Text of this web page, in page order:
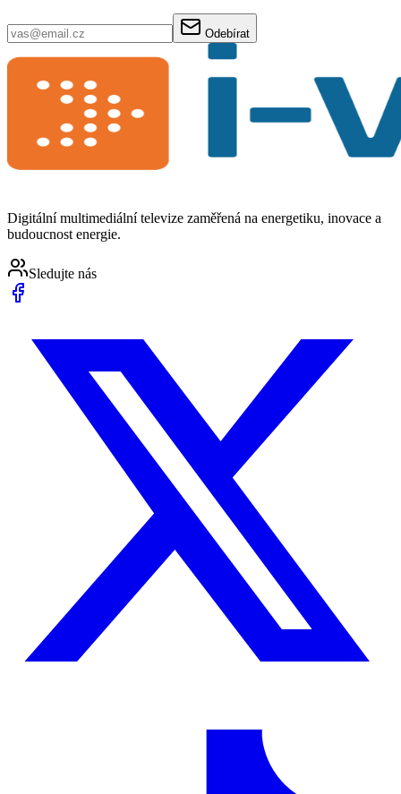
Odebírat
Digitální multimediální televize zaměřená na energetiku, inovace a
budoucnost energie.
Sledujte nás